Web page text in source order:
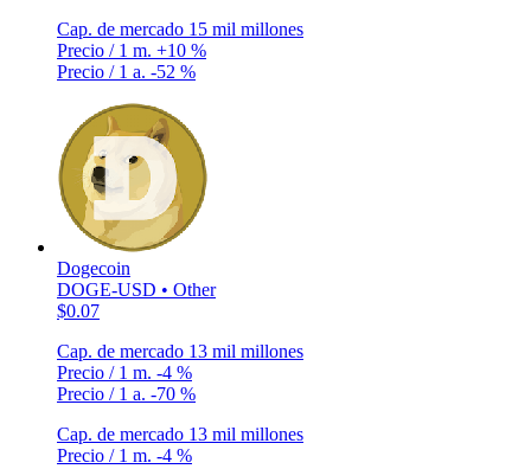
Cap. de mercado 15 mil millones
Precio / 1 m. +10 %
Precio / 1 a. -52 %
Dogecoin
DOGE-USD • Other
$0.07
Cap. de mercado 13 mil millones
Precio / 1 m. -4 %
Precio / 1 a. -70 %
Cap. de mercado 13 mil millones
Precio / 1 m. -4 %